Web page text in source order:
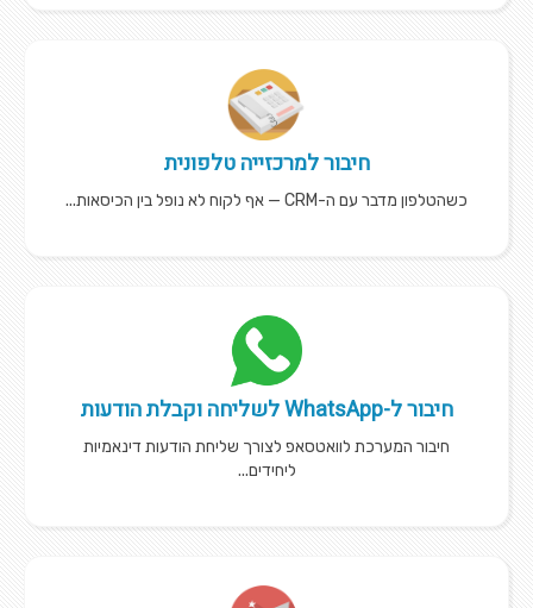
חיבור למרכזייה טלפונית
כשהטלפון מדבר עם ה-CRM — אף לקוח לא נופל בין הכיסאות...
חיבור ל-WhatsApp לשליחה וקבלת הודעות
חיבור המערכת לוואטסאפ לצורך שליחת הודעות דינאמיות
ליחידים...